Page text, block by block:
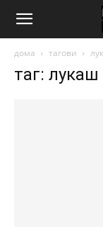
SuperSport.mk
дома тагови
таг: